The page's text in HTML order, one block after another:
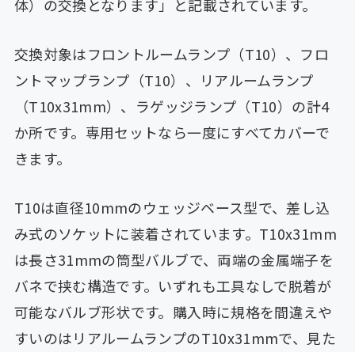
体）の交換となります」と記載されています。
交換対象はフロントルームランプ（T10）、フロ
ントマップランプ（T10）、リアルームランプ
（T10x31mm）、ラゲッジランプ（T10）の計4
か所です。専用セットなら一度にすべてカバーで
きます。
T10は直径10mmのウェッジベース型で、差し込
み式のソケットに装着されています。T10x31mm
は長さ31mmの筒型バルブで、両端の金属端子を
バネで挟む構造です。いずれも工具なしで脱着が
可能なバルブ形状です。購入時に規格を間違えや
すいのはリアルームランプのT10x31mmで、見た